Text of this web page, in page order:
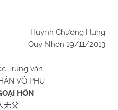
Hưng
11/2013
Trung văn
VÔ PHỤ
HÔN
无父